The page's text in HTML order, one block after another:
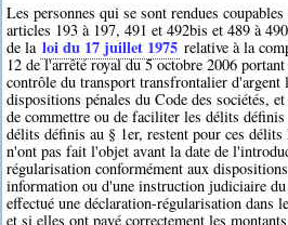
Les personnes qui se sont rendues
articles 193 à 197, 491 et 492bis et 489 à
de la loi du 17 juillet 1975 relative à la
12 de l'arrêté royal du 5 octobre 2006
contrôle du transport transfrontalier d'argent
dispositions pénales du Code des sociétés,
de commettre ou de faciliter les délits
délits définis au § 1er, restent pour ces
n'ont pas fait l'objet avant la date de
régularisation conformément aux
information ou d'une instruction judiciaire
effectué une déclaration-régularisation dans
et si elles ont payé correctement les